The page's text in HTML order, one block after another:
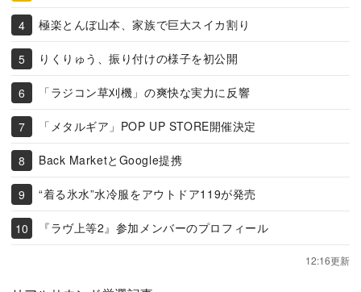
極楽とんぼ山本、家族で巨大スイカ割り
りくりゅう、振り付けの様子を初公開
「ラジコン草刈機」の爽快な実力に反響
「メタルギア」POP UP STORE開催決定
Back MarketとGoogle提携
“着る氷水”水冷服をアウトドア119が発売
『ラヴ上等2』参加メンバーのプロフィール
12:16更新